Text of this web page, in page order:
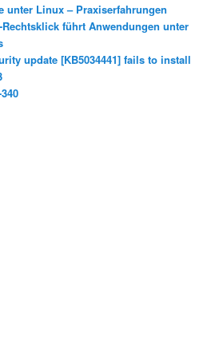
unter Linux – Praxiserfahrungen
führt Anwendungen unter
update [KB5034441] fails to install